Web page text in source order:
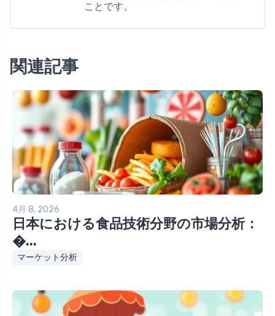
ことです。
関連記事
4月 8, 2026
日本における食品技術分野の市場分析：
�...
マーケット分析